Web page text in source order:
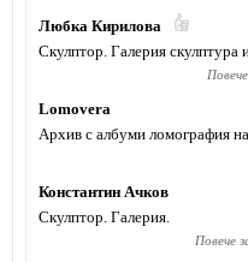
Любка Кирилова
Скулптор. Галерия скулптура
Lomovera
Архив с албуми ломография
Константин Ачков
Скулптор. Галерия.
Повече